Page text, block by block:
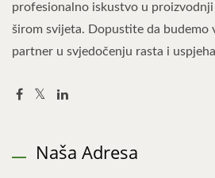
profesionalno iskustvo u
širom svijeta. Dopustite da budemo
partner u svjedočenju rasta i
Naša Adresa